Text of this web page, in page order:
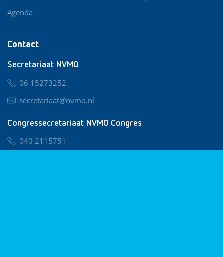
Contact
Secretariaat NVMO
06 15273252
secretariaat@nvmo.nl
Congressecretariaat NVMO Congres
040 2115751
Agenda